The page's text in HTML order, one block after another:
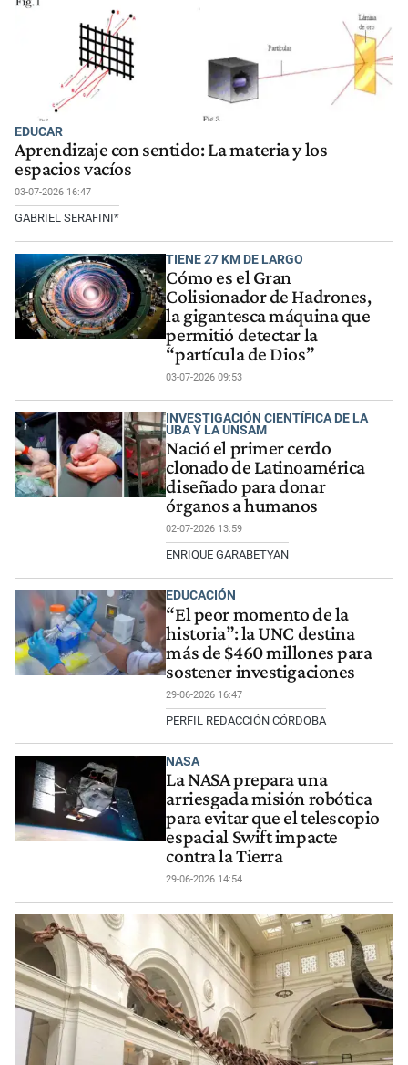
EDUCAR
Aprendizaje con sentido: La materia y los
espacios vacíos
03-07-2026 16:47
GABRIEL SERAFINI*
TIENE 27 KM DE LARGO
Cómo es el Gran
Colisionador de Hadrones,
la gigantesca máquina que
permitió detectar la
“partícula de Dios”
03-07-2026 09:53
INVESTIGACIÓN CIENTÍFICA DE LA
UBA Y LA UNSAM
Nació el primer cerdo
clonado de Latinoamérica
diseñado para donar
órganos a humanos
02-07-2026 13:59
ENRIQUE GARABETYAN
EDUCACIÓN
“El peor momento de la
historia”: la UNC destina
más de $460 millones para
sostener investigaciones
29-06-2026 16:47
PERFIL REDACCIÓN CÓRDOBA
NASA
La NASA prepara una
arriesgada misión robótica
para evitar que el telescopio
espacial Swift impacte
contra la Tierra
29-06-2026 14:54